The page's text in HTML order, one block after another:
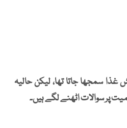
سمجھا جاتا تھا، لیکن حالیہ
پر سوالات اٹھنے لگے ہیں۔